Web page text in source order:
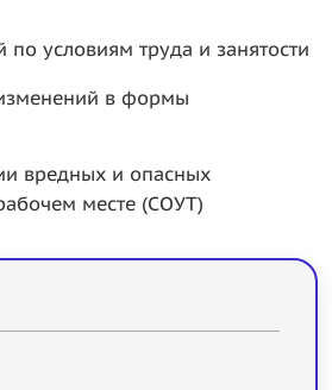
условиям труда и занятости
в формы
вредных и опасных
месте (СОУТ)